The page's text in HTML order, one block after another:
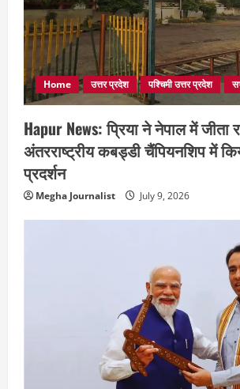
Home उत्तर प्रदेश पश्चिमी उत्तर प्रदेश
Hapur News: प्रिया ने नेपाल में
अंतरराष्ट्रीय कबड्डी चैंपियनशिप में
प्रदर्शन
Megha Journalist July 9, 2026